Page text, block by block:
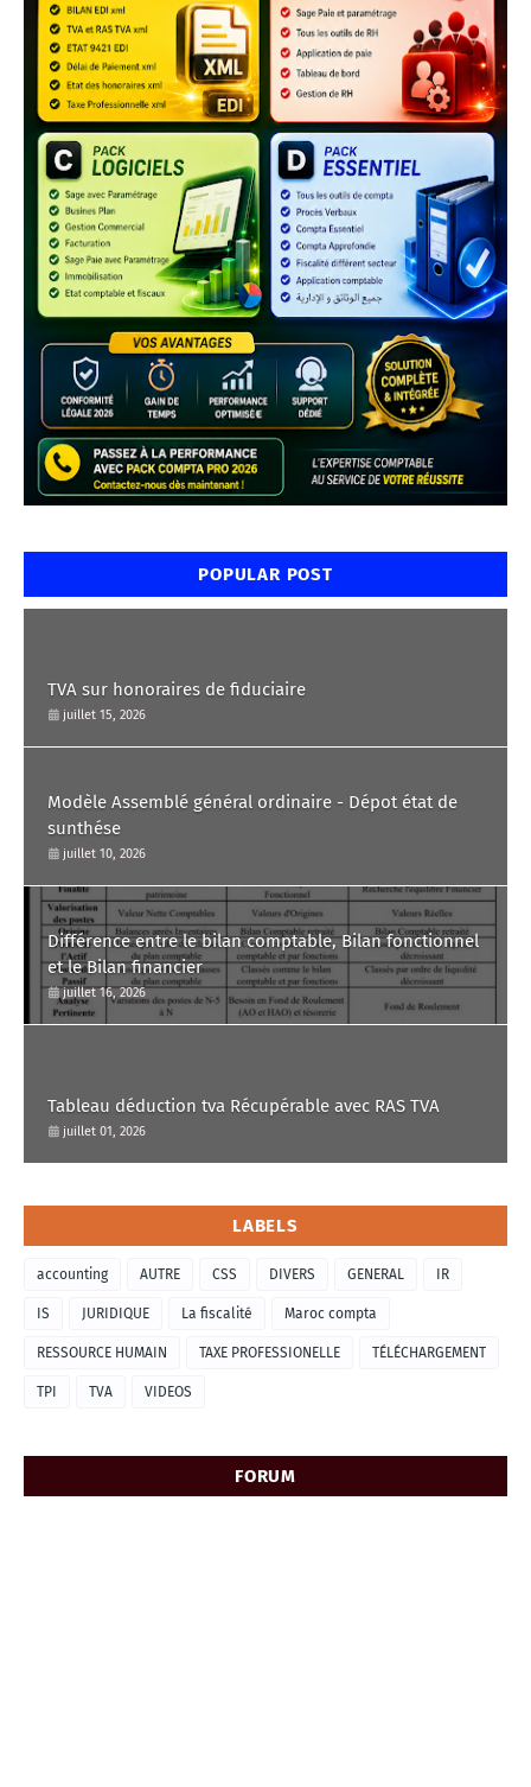
POPULAR POST
TVA sur honoraires de fiduciaire
juillet 15, 2026
Modèle Assemblé général ordinaire - Dépot état de
sunthése
juillet 10, 2026
Différence entre le bilan comptable, Bilan fonctionnel
et le Bilan financier
juillet 16, 2026
Tableau déduction tva Récupérable avec RAS TVA
juillet 01, 2026
LABELS
accounting AUTRE CSS DIVERS GENERAL IR
IS JURIDIQUE La fiscalité Maroc compta
RESSOURCE HUMAIN TAXE PROFESSIONELLE TÉLÉCHARGEMENT
TPI TVA VIDEOS
FORUM